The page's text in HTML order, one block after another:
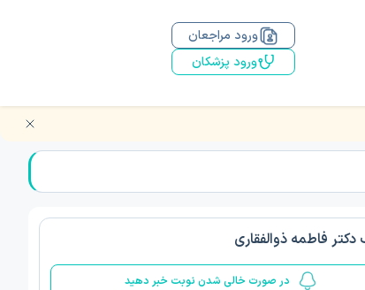
ورود مراجعان
ورود پزشکان
فاطمه ذوالفقاری
در صورت خالی شدن نوبت خبر دهید